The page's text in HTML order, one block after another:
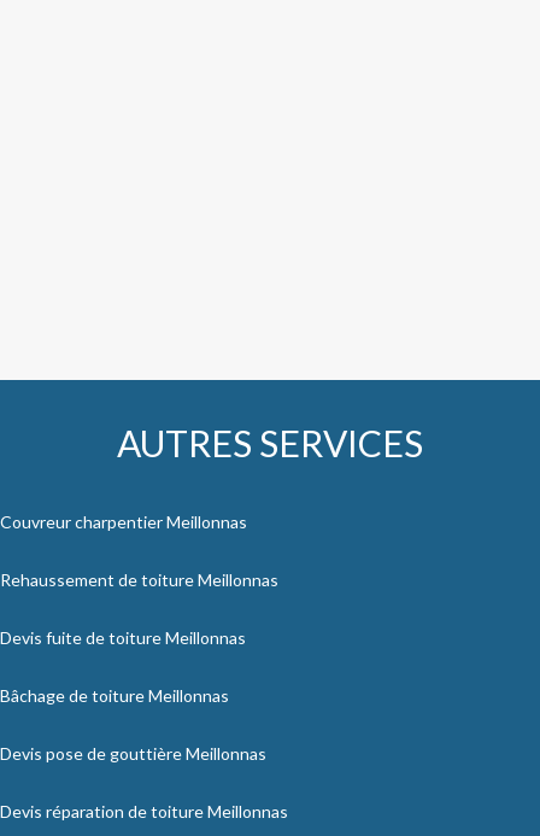
AUTRES SERVICES
Couvreur charpentier Meillonnas
Rehaussement de toiture Meillonnas
Devis fuite de toiture Meillonnas
Bâchage de toiture Meillonnas
Devis pose de gouttière Meillonnas
Devis réparation de toiture Meillonnas